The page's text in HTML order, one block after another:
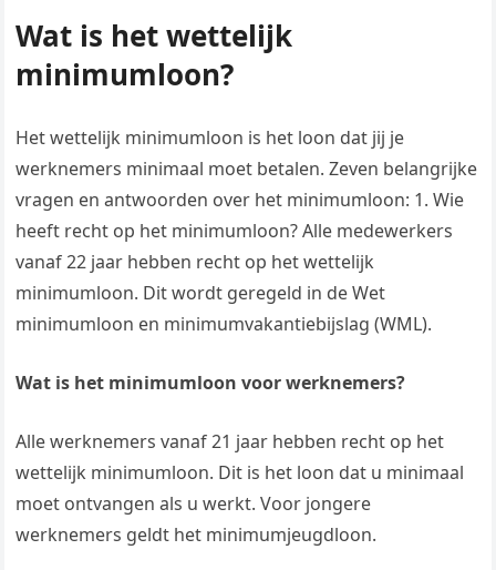
Wat is het wettelijk
minimumloon?
Het wettelijk minimumloon is het loon dat jij je
werknemers minimaal moet betalen. Zeven belangrijke
vragen en antwoorden over het minimumloon: 1. Wie
heeft recht op het minimumloon? Alle medewerkers
vanaf 22 jaar hebben recht op het wettelijk
minimumloon. Dit wordt geregeld in de Wet
minimumloon en minimumvakantiebijslag (WML).
Wat is het minimumloon voor werknemers?
Alle werknemers vanaf 21 jaar hebben recht op het
wettelijk minimumloon. Dit is het loon dat u minimaal
moet ontvangen als u werkt. Voor jongere
werknemers geldt het minimumjeugdloon.